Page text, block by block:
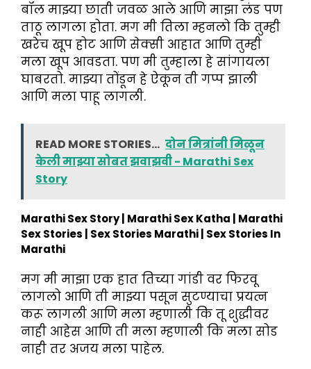
बॉल माझ्या छाती जवळ आले आणि माझा लंड पण
ताठू लागला होता. मग मी तिला म्हनलो कि तुम्ही
खरेच खूप होट आणि सेक्सी आहात आणि तुम्ही
मला खूप आवडता. पण मी तुम्हाला हे सांगायला
घाबरतो. माझ्या तोंडून हे ऐकून ती गप्प झाली
आणि मला पाहू लागली.
READ MORE STORIES... दोन मित्रांनी मिळून
केली माझ्या सोबत झवाझवी - Marathi Sex
Story
Marathi Sex Story | Marathi Sex Katha | Marathi
Sex Stories | Sex Stories Marathi | Sex Stories In
Marathi
मग मी माझा एक हात तिच्या गांडी वर फिरवू
लागलो आणि ती माझ्या पसून सुटण्याचा प्रयत्न
करू लागली आणि मला म्हणाली कि तू शुद्धीवर
नाही आहेस आणि ती मला म्हणाली कि मला सोड
नाही तर अजय मला पाहेल.